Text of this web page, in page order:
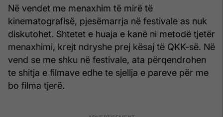
Në vendet me menaxhim të mirë të
kinematografisë, pjesëmarrja në festivale as nuk
diskutohet. Shtetet e huaja e kanë ni metodë tjetër
menaxhimi, krejt ndryshe prej kësaj të QKK-së. Në
vend se me shku në festivale, ata përqendrohen
te shitja e filmave edhe te sjellja e pareve për me
bo filma tjerë.